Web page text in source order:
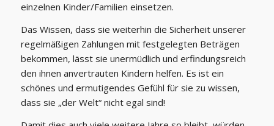
einzelnen Kinder/Familien einsetzen.
Das Wissen, dass sie weiterhin die Sicherheit unserer
regelmäßigen Zahlungen mit festgelegten Beträgen
bekommen, lässt sie unermüdlich und erfindungsreich
den ihnen anvertrauten Kindern helfen. Es ist ein
schönes und ermutigendes Gefühl für sie zu wissen,
dass sie „der Welt“ nicht egal sind!